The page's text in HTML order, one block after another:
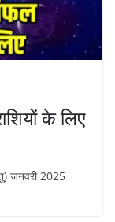
के लिए
जनवरी 2025